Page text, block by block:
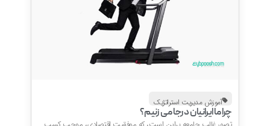
آموزش مدیریت استراتژیک
چرا ما ایرانیان درجا می زنیم؟